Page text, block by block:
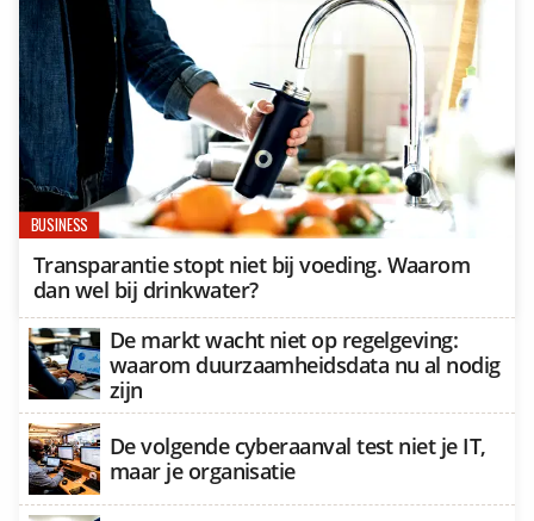
BUSINESS
Transparantie stopt niet bij voeding. Waarom
dan wel bij drinkwater?
De markt wacht niet op regelgeving:
waarom duurzaamheidsdata nu al nodig
zijn
De volgende cyberaanval test niet je IT,
maar je organisatie